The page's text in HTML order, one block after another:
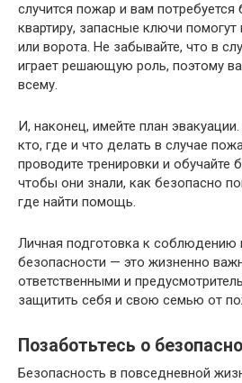
случится пожар и вам потребуется
квартиру, запасные ключи
или ворота. Не забывайте, что в
играет решающую роль, поэтому
всему.
И, наконец, имейте план
кто, где и что делать в случае
проводите тренировки и обучайте
чтобы они знали, как безопасно
где найти помощь.
Личная подготовка к соблюдению
безопасности — это жизненно
ответственными и
защитить себя и свою семью от
Позаботьтесь о
Безопасность в повседневной